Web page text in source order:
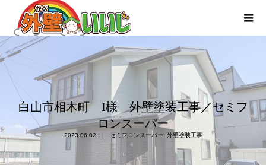
白山市相木町 I様 外壁塗装工事／セミフ
ロンスーパー
2023.06.02 セミフロンスーパー 外壁塗装工事